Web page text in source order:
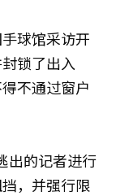
球馆采访开
锁了出入
不通过窗户
出的记者进行
，并强行限